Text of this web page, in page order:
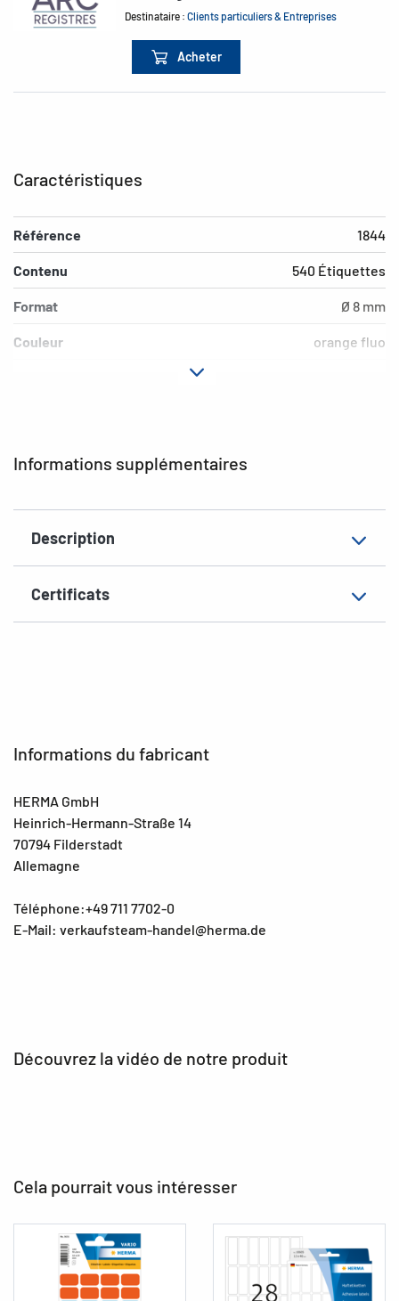
Destinataire :Clients particuliers & Entreprises
Acheter
Informations supplémentaires
Description
Certificats
Caractéristiques
Référence 1844
Contenu 540 Étiquettes
Format Ø 8 mm
Couleur orange fluo
Informations du fabricant
HERMA GmbH
Heinrich-Hermann-Straße 14
70794 Filderstadt
Allemagne
Téléphone:+49 711 7702-0
E-Mail: verkaufsteam-handel@herma.de
Découvrez la vidéo de notre produit
Cela pourrait vous intéresser